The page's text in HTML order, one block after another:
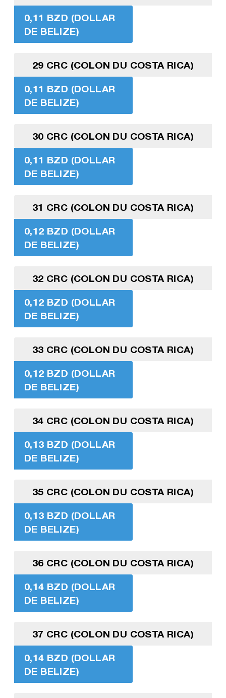
0,11 BZD (DOLLAR
DE BELIZE)
29 CRC (COLON DU COSTA RICA)
0,11 BZD (DOLLAR
DE BELIZE)
30 CRC (COLON DU COSTA RICA)
0,11 BZD (DOLLAR
DE BELIZE)
31 CRC (COLON DU COSTA RICA)
0,12 BZD (DOLLAR
DE BELIZE)
32 CRC (COLON DU COSTA RICA)
0,12 BZD (DOLLAR
DE BELIZE)
33 CRC (COLON DU COSTA RICA)
0,12 BZD (DOLLAR
DE BELIZE)
34 CRC (COLON DU COSTA RICA)
0,13 BZD (DOLLAR
DE BELIZE)
35 CRC (COLON DU COSTA RICA)
0,13 BZD (DOLLAR
DE BELIZE)
36 CRC (COLON DU COSTA RICA)
0,14 BZD (DOLLAR
DE BELIZE)
37 CRC (COLON DU COSTA RICA)
0,14 BZD (DOLLAR
DE BELIZE)